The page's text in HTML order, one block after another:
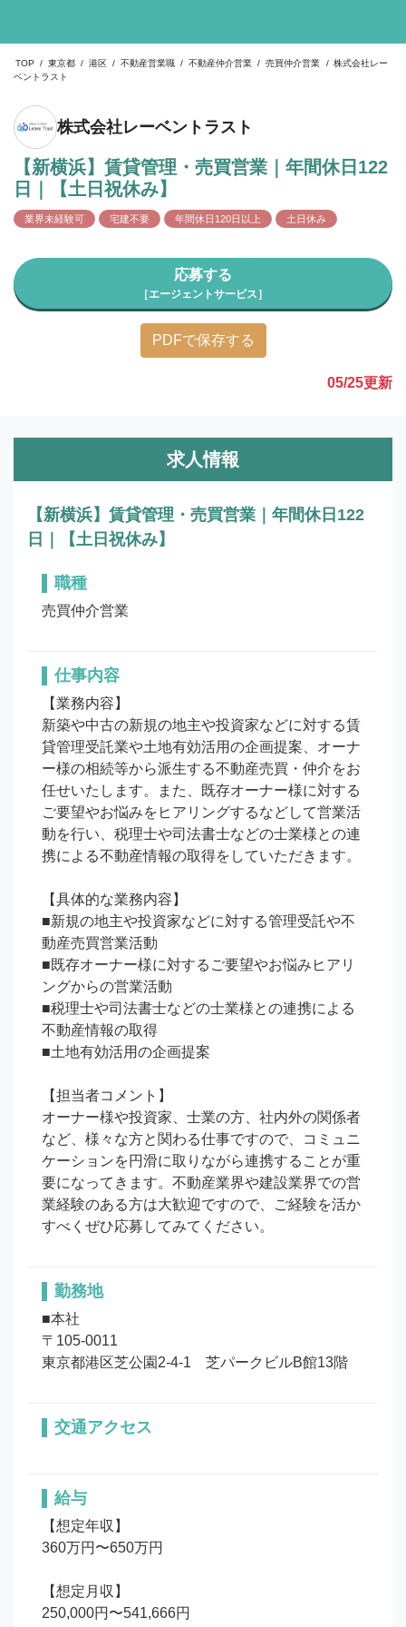
TOP / 東京都 / 港区 / 不動産営業職 / 不動産仲介営業 / 売買仲介営業 / 株式会社レー
ベントラスト
株式会社レーベントラスト
【新横浜】賃貸管理・売買営業｜年間休日122
日｜【土日祝休み】
業界未経験可 宅建不要 年間休日120日以上 土日休み
応募する
［エージェントサービス］
PDFで保存する
05/25更新
求人情報
【新横浜】賃貸管理・売買営業｜年間休日122
日｜【土日祝休み】
職種
売買仲介営業
仕事内容
【業務内容】
新築や中古の新規の地主や投資家などに対する賃
貸管理受託業や土地有効活用の企画提案、オーナ
ー様の相続等から派生する不動産売買・仲介をお
任せいたします。また、既存オーナー様に対する
ご要望やお悩みをヒアリングするなどして営業活
動を行い、税理士や司法書士などの士業様との連
携による不動産情報の取得をしていただきます。
【具体的な業務内容】
■新規の地主や投資家などに対する管理受託や不
動産売買営業活動
■既存オーナー様に対するご要望やお悩みヒアリ
ングからの営業活動
■税理士や司法書士などの士業様との連携による
不動産情報の取得
■土地有効活用の企画提案
【担当者コメント】
オーナー様や投資家、士業の方、社内外の関係者
など、様々な方と関わる仕事ですので、コミュニ
ケーションを円滑に取りながら連携することが重
要になってきます。不動産業界や建設業界での営
業経験のある方は大歓迎ですので、ご経験を活か
すべくぜひ応募してみてください。
勤務地
■本社
〒105-0011
東京都港区芝公園2-4-1　芝パークビルB館13階
交通アクセス
給与
【想定年収】
360万円〜650万円
【想定月収】
250,000円〜541,666円